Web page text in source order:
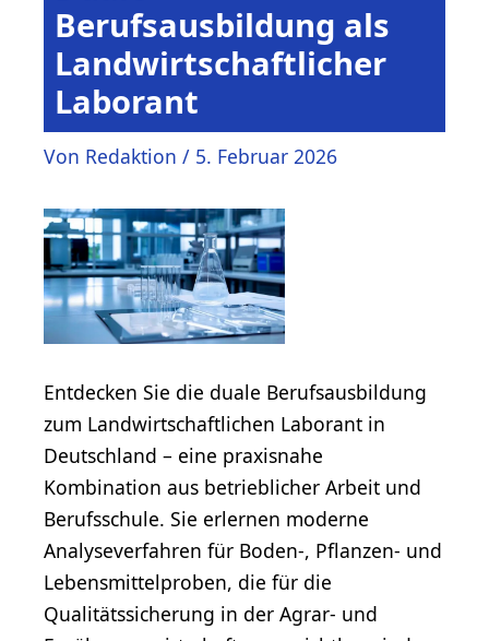
Berufsausbildung als
Landwirtschaftlicher
Laborant
Von Redaktion / 5. Februar 2026
Entdecken Sie die duale Berufsausbildung
zum Landwirtschaftlichen Laborant in
Deutschland – eine praxisnahe
Kombination aus betrieblicher Arbeit und
Berufsschule. Sie erlernen moderne
Analyseverfahren für Boden-, Pflanzen- und
Lebensmittelproben, die für die
Qualitätssicherung in der Agrar- und